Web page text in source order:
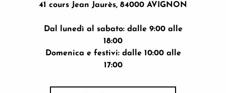
41 cours Jean Jaurès, 84000 AVIGNON
Dal lunedì al sabato: dalle 9:00 alle
18:00
Domenica e festivi: dalle 10:00 alle
17:00